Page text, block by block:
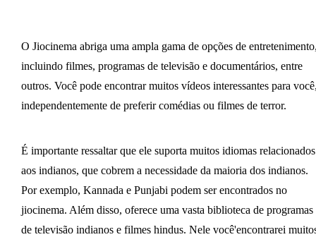
O Jiocinema abriga uma ampla gama de opções de
incluindo filmes, programas de televisão e documentários, entre
outros. Você pode encontrar muitos vídeos interessantes para
independentemente de preferir comédias ou filmes de terror.
É importante ressaltar que ele suporta muitos idiomas relacionados
aos indianos, que cobrem a necessidade da maioria dos indianos.
Por exemplo, Kannada e Punjabi podem ser encontrados no
jiocinema. Além disso, oferece uma vasta biblioteca de programas
de televisão indianos e filmes hindus. Nele você'encontrarei